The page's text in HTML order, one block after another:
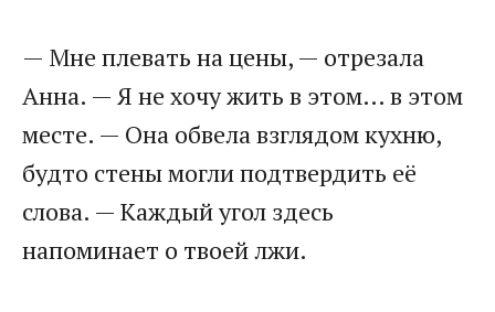
— Мне плевать на цены, — отрезала
Анна. — Я не хочу жить в этом… в этом
месте. — Она обвела взглядом кухню,
будто стены могли подтвердить её
слова. — Каждый угол здесь
напоминает о твоей лжи.